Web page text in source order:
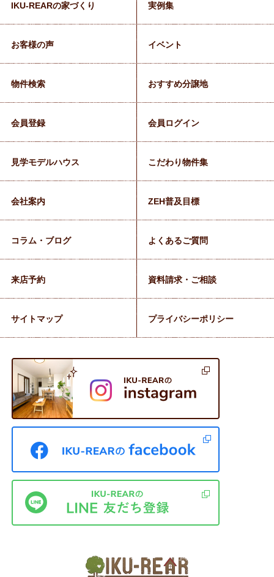
IKU-REARの家づくり 実例集
お客様の声 イベント
物件検索 おすすめ分譲地
会員登録 会員ログイン
見学モデルハウス こだわり物件集
会社案内 ZEH普及目標
コラム・ブログ よくあるご質問
来店予約 資料請求・ご相談
サイトマップ プライバシーポリシー